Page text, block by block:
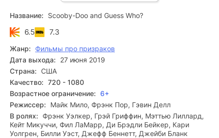
Название: Scooby-Doo and Guess Who?
6.5 7.3
Жанр:
Фильмы про призраков
Дата выхода:
27 июня 2019
Страна: США
Качество: 720 - 1080
Возрастное ограничение: 6+
Режиссер:
Майк Мило, Фрэнк Пор, Гэвин Делл
В ролях:
Фрэнк Уэлкер, Грэй Гриффин, Мэттью Лиллард,
Кейт Микуччи, Фил ЛаМарр, Ди Брэдли Бейкер, Кари
Уолгрен, Билли Уэст, Джефф Беннетт, Джейби Бланк